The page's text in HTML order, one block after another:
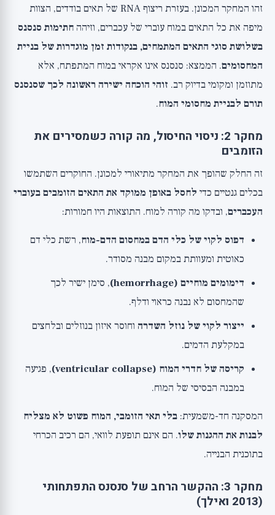
זהו המחקר המכונן. בעזרת ריצוף RNA של תאים בודדים, הצוות
מיפה את כל התאים במוח עוברי של עכברים, וזיהה חתימות סנסנס
בשלושת סוגי התאים המתמחים, בנקודות זמן מוגדרות של בניית
המחסומים. הממצא: סנסנס אינו אקראי במוח המתפתח, אלא
מתוזמן ומקומי בדיוק רב. זוהי הוכחה ישירה ראשונה לכך שסנסנס
תורם לבניית מחסומי המוח.
מחקר 2: ניסוי החיסול, מה קורה כשמסירים את
הזומבים
זה החלק שהופך את המחקר מתיאורי למכונן. החוקרים השתמשו
בכלים גנטיים כדי לחסל באופן ממוקד את התאים הזומבים בעוברי
העכברים, ובדקו מה קורה למוח. התוצאות היו חמורות:
דפוס לקוי של כלי הדם במחסום הדם-מוח, רשת כלי דם
כאוטית ומעוותת במקום מבנה מסודר.
דימומים מוחיים (hemorrhage)
, סימן ישיר לכך
שהמחסום לא נבנה כראוי ודלף.
ייצור לקוי של נוזל השדרה וחוסר איזון בנוזלים ובלחצים
במקלעת הדמים.
קריסה של חדרי המוח (ventricular collapse)
, פגיעה
במבנה הבסיסי של המוח.
המסקנה חד-משמעית: בלי תאי הזומבי, המוח פשוט לא מצליח
לבנות את ההגנות שלו. הם אינם תופעת לוואי, הם רכיב הכרחי
בתוכנית הבנייה.
מחקר 3: ההקשר הרחב של סנסנס התפתחותי
(2013 ואילך)